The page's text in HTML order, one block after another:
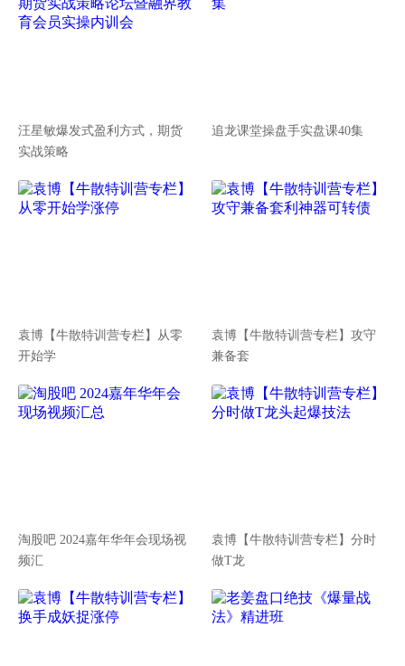
汪星敏爆发式盈利方式，期货
实战策略
追龙课堂操盘手实盘课40集
袁博【牛散特训营专栏】从零
开始学
袁博【牛散特训营专栏】攻守
兼备套
淘股吧 2024嘉年华年会现场视
频汇
袁博【牛散特训营专栏】分时
做T龙